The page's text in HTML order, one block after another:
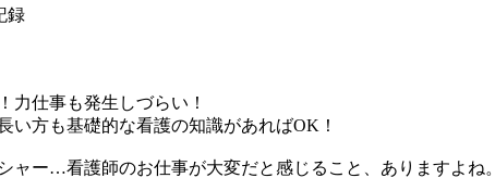
録
力仕事も発生しづらい！
い方も基礎的な看護の知識があればOK！
ャー…看護師のお仕事が大変だと感じること、ありますよね。